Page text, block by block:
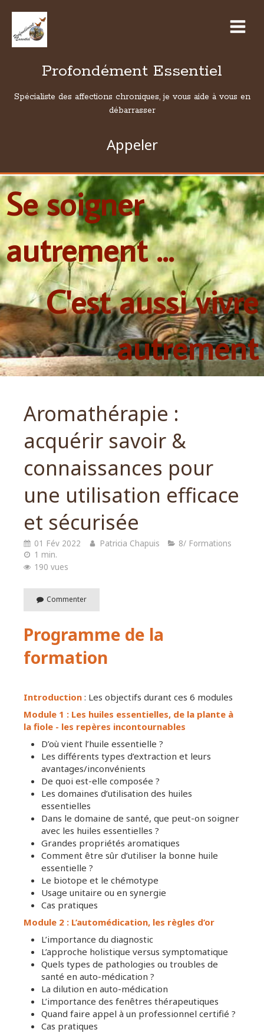
Profondément Essentiel
Spécialiste des affections chroniques, je vous aide à vous en
débarrasser
Appeler
Se soigner
autrement ...
C'est aussi vivre
autrement
Aromathérapie :
acquérir savoir &
connaissances pour
une utilisation efficace
et sécurisée
01 Fév 2022 Patricia Chapuis
8/ Formations
1 min.
190 vues
Commenter
Programme de la
formation
Introduction : Les objectifs durant ces 6 modules
Module 1 : Les huiles essentielles, de la plante à
la fiole - les repères incontournables
D’où vient l’huile essentielle ?
Les différents types d’extraction et leurs
avantages/inconvénients
De quoi est-elle composée ?
Les domaines d’utilisation des huiles
essentielles
Dans le domaine de santé, que peut-on soigner
avec les huiles essentielles ?
Grandes propriétés aromatiques
Comment être sûr d’utiliser la bonne huile
essentielle ?
Le biotope et le chémotype
Usage unitaire ou en synergie
Cas pratiques
Module 2 : L’automédication, les règles d’or
L’importance du diagnostic
L’approche holistique versus symptomatique
Quels types de pathologies ou troubles de
santé en auto-médication ?
La dilution en auto-médication
L’importance des fenêtres thérapeutiques
Quand faire appel à un professionnel certifié ?
Cas pratiques